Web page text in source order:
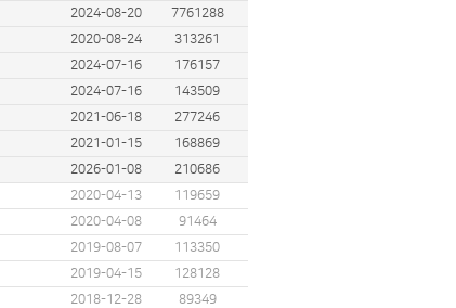
2024-08-20
7761288
2020-08-24
313261
2024-07-16
176157
2024-07-16
143509
2021-06-18
277246
2021-01-15
168869
2026-01-08
210686
2020-04-13
119659
2020-04-08
91464
2019-08-07
113350
2019-04-15
128128
2018-12-28
89349